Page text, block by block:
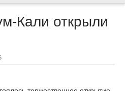
Кали открыли